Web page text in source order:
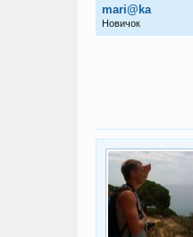
mari@ka
Новичок